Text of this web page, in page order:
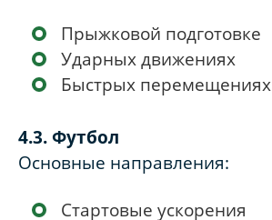
Прыжковой подготовке
Ударных движениях
Быстрых перемещениях
4.3. Футбол
Основные направления:
Стартовые ускорения